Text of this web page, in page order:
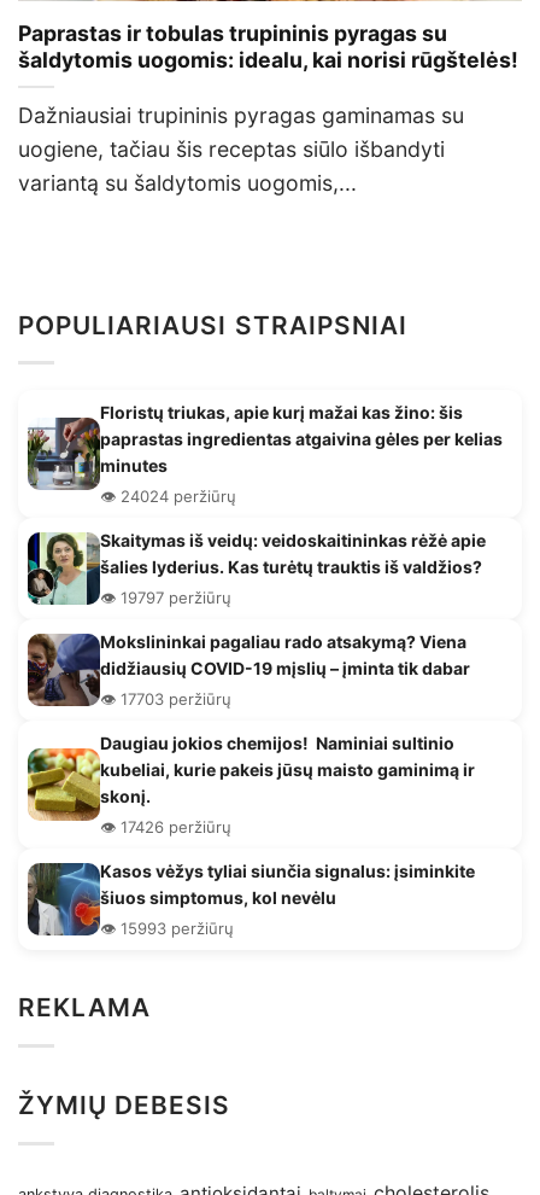
Paprastas ir tobulas trupininis pyragas su
šaldytomis uogomis: idealu, kai norisi rūgštelės!
Dažniausiai trupininis pyragas gaminamas su
uogiene, tačiau šis receptas siūlo išbandyti
variantą su šaldytomis uogomis,...
POPULIARIAUSI STRAIPSNIAI
Floristų triukas, apie kurį mažai kas žino: šis
paprastas ingredientas atgaivina gėles per kelias
minutes
👁️ 24024 peržiūrų
Skaitymas iš veidų: veidoskaitininkas rėžė apie
šalies lyderius. Kas turėtų trauktis iš valdžios?
👁️ 19797 peržiūrų
Mokslininkai pagaliau rado atsakymą? Viena
didžiausių COVID-19 mįslių – įminta tik dabar
👁️ 17703 peržiūrų
Daugiau jokios chemijos! Naminiai sultinio
kubeliai, kurie pakeis jūsų maisto gaminimą ir
skonį.
👁️ 17426 peržiūrų
Kasos vėžys tyliai siunčia signalus: įsiminkite
šiuos simptomus, kol nevėlu
👁️ 15993 peržiūrų
REKLAMA
ŽYMIŲ DEBESIS